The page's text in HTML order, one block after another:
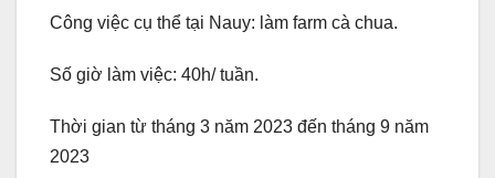
Công việc cụ thể tại Nauy: làm farm cà chua.
Số giờ làm việc: 40h/ tuần.
Thời gian từ tháng 3 năm 2023 đến tháng 9 năm
2023